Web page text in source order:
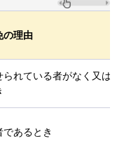
の理由
れている者がなく又は
あるとき